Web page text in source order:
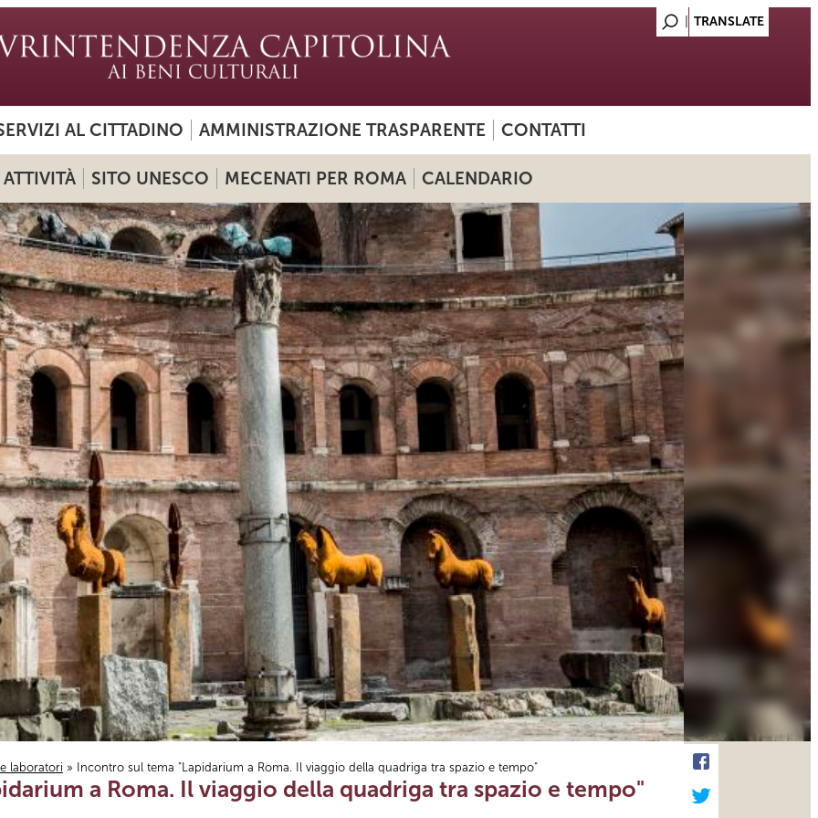
AL CITTADINO AMMINISTRAZIONE TRASPARENTE CONTATTI
ATTIVITÀ SITO UNESCO MECENATI PER ROMA CALENDARIO
laboratori » Incontro sul tema "Lapidarium a Roma. Il viaggio della quadriga tra spazio e tempo"
a Roma. Il viaggio della quadriga tra spazio e tempo"